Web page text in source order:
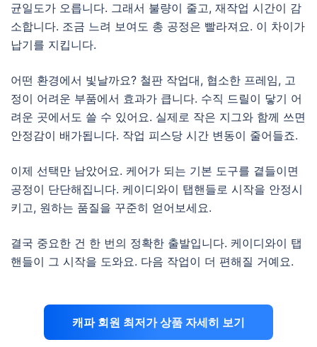
균일도가 오릅니다. 그래서 불량이 줄고, 재작업 시간이 감
소합니다. 조금 느려 보여도 총 공정은 빨라져요. 이 차이가
납기를 지킵니다.
어떤 환경에서 빛날까요? 철판 작업대, 협소한 프레임, 고
정이 어려운 부품에서 효과가 큽니다. 수직 드릴이 닿기 어
려운 곳에서도 쓸 수 있어요. 실제로 작은 지그와 함께 쓰면
안정감이 배가됩니다. 작업 피스당 시간 변동이 줄어들죠.
이제 선택만 남았어요. 케어가 되는 기본 도구를 곁들이면
공정이 단단해집니다. 케이디와이 탭핸들로 시작을 안정시
키고, 원하는 품질을 꾸준히 얻어보세요.
결국 중요한 건 한 번의 정확한 출발입니다. 케이디와이 탭
핸들이 그 시작을 도와요. 다음 작업이 더 편해질 거예요.
캐파 회원 최저가 상품 자세히 보기